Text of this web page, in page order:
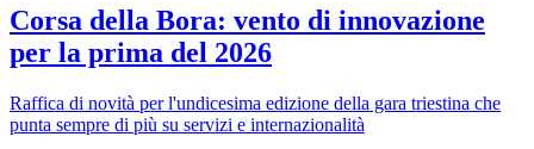
Corsa della Bora: vento di innovazione
per la prima del 2026
Raffica di novità per l'undicesima edizione della gara triestina che
punta sempre di più su servizi e internazionalità